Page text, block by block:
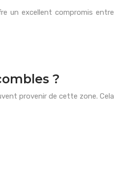
un excellent compromis entre
?
provenir de cette zone. Cela